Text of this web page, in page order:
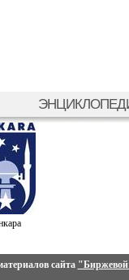
сайта